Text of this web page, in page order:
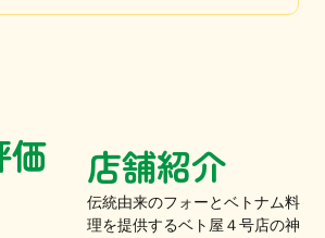
価 店舗紹介
伝統由来のフォーとベトナム料
理を提供するベト屋４号店の神